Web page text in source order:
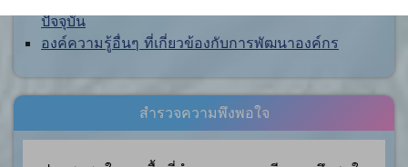
ปัจจุบัน
องค์ความรู้อื่นๆ ที่เกี่ยวข้องกับการพัฒนาองค์กร
สำรวจความพึงพอใจ